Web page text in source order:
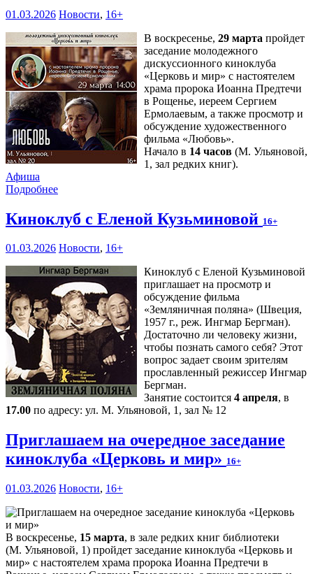
01.03.2026 Новости, 16+
В воскресенье, 29 марта пройдет
заседание молодежного
дискуссионного киноклуба
«Церковь и мир» с настоятелем
храма пророка Иоанна Предтечи
в Рощенье, иереем Сергием
Ермолаевым, а также просмотр и
обсуждение художественного
фильма «Любовь».
Начало в 14 часов (М. Ульяновой,
1, зал редких книг).
Афиша
Подробнее
Киноклуб с Еленой Кузьминовой 16+
01.03.2026 Новости, 16+
Киноклуб с Еленой Кузьминовой
приглашает на просмотр и
обсуждение фильма
«Земляничная поляна» (Швеция,
1957 г., реж. Ингмар Бергман).
Достаточно ли человеку жизни,
чтобы познать самого себя? Этот
вопрос задает своим зрителям
прославленный режиссер Ингмар
Бергман.
Занятие состоится 4 апреля, в
17.00 по адресу: ул. М. Ульяновой, 1, зал № 12
Приглашаем на очередное заседание
киноклуба «Церковь и мир» 16+
01.03.2026 Новости, 16+
В воскресенье, 15 марта, в зале редких книг библиотеки
(М. Ульяновой, 1) пройдет заседание киноклуба «Церковь и
мир» с настоятелем храма пророка Иоанна Предтечи в